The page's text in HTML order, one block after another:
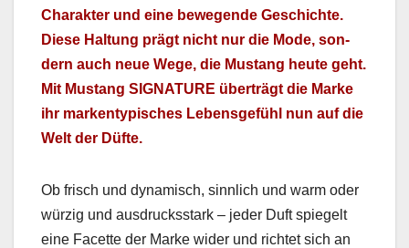
Charak­ter und eine bewe­gende Geschichte.
Diese Hal­tung prägt nicht nur die Mode, son­
dern auch neue Wege, die Mus­tang heute geht.
Mit Mus­tang SIGNATURE überträgt die Marke
ihr marken­typ­is­ches Lebens­ge­fühl nun auf die
Welt der Düfte.
Ob frisch und dynamisch, sinnlich und warm oder
würzig und aus­drucksstark – jed­er Duft spiegelt
eine Facette der Marke wider und richtet sich an